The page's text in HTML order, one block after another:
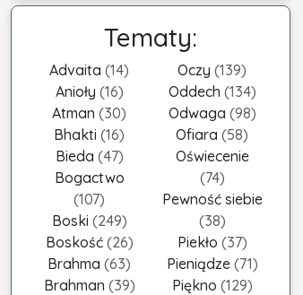
Tematy:
Advaita (14)
Anioły (16)
Atman (30)
Bhakti (16)
Bieda (47)
Bogactwo
(107)
Boski (249)
Boskość (26)
Brahma (63)
Brahman (39)
Oczy (139)
Oddech (134)
Odwaga (98)
Ofiara (58)
Oświecenie
(74)
Pewność siebie
(38)
Piekło (37)
Pieniądze (71)
Piękno (129)